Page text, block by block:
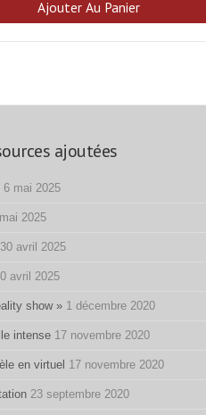
Ajouter Au Panier
ajoutées
6 mai 2025
2025
30 avril 2025
avril 2025
show » 1 décembre 2020
intense 17 novembre 2020
en virtuel 17 novembre 2020
23 septembre 2020